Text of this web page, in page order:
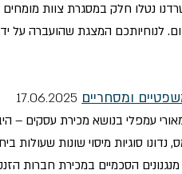
נטלו חלק במסגרת צוות מומחים
לנוחיותכם המצגת שהועברה על
ומסחריים 06.2025
עמפלי בנושא מכירת עסקים –
המס, נדונו סוגיות מיסוי שונות
הסכמיים במכירת חברות